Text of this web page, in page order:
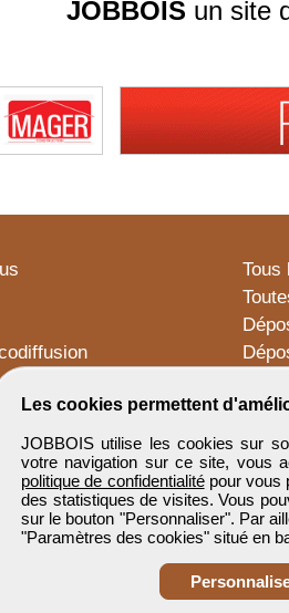
Les cookies permettent
JOBBOIS utilise les cookies sur
votre navigation sur ce site, vous
politique de confidentialitépour vous
des statistiques de visites. Vous
sur le bouton "Personnaliser". Par
"Paramètres des cookies" situé en
JOBBOIS un site
Tous